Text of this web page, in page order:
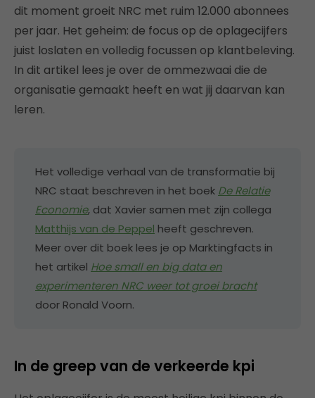
dit moment groeit NRC met ruim 12.000 abonnees
per jaar. Het geheim: de focus op de oplagecijfers
juist loslaten en volledig focussen op klantbeleving.
In dit artikel lees je over de ommezwaai die de
organisatie gemaakt heeft en wat jij daarvan kan
leren.
Het volledige verhaal van de transformatie bij
NRC staat beschreven in het boek De Relatie
Economie, dat Xavier samen met zijn collega
Matthijs van de Peppel heeft geschreven.
Meer over dit boek lees je op Marktingfacts in
het artikel Hoe small en big data en
experimenteren NRC weer tot groei bracht
door Ronald Voorn.
In de greep van de verkeerde kpi